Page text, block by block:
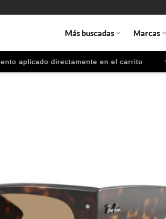
Más buscadas Marcas
aplicado directamente en el carrito